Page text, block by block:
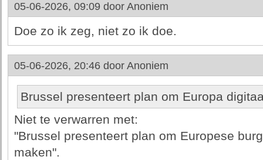
05-06-2026, 09:09 door Anoniem
Doe zo ik zeg, niet zo ik doe.
05-06-2026, 20:46 door Anoniem
Brussel presenteert plan om Europa
Niet te verwarren met:
"Brussel presenteert plan om Europese
maken".